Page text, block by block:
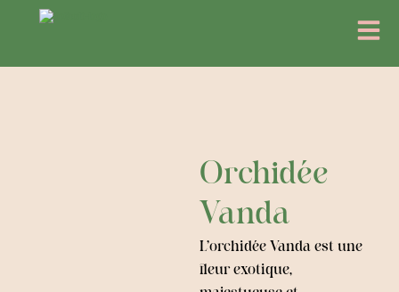
Menu
Orchidée
Vanda
L’orchidée Vanda est une
fleur exotique,